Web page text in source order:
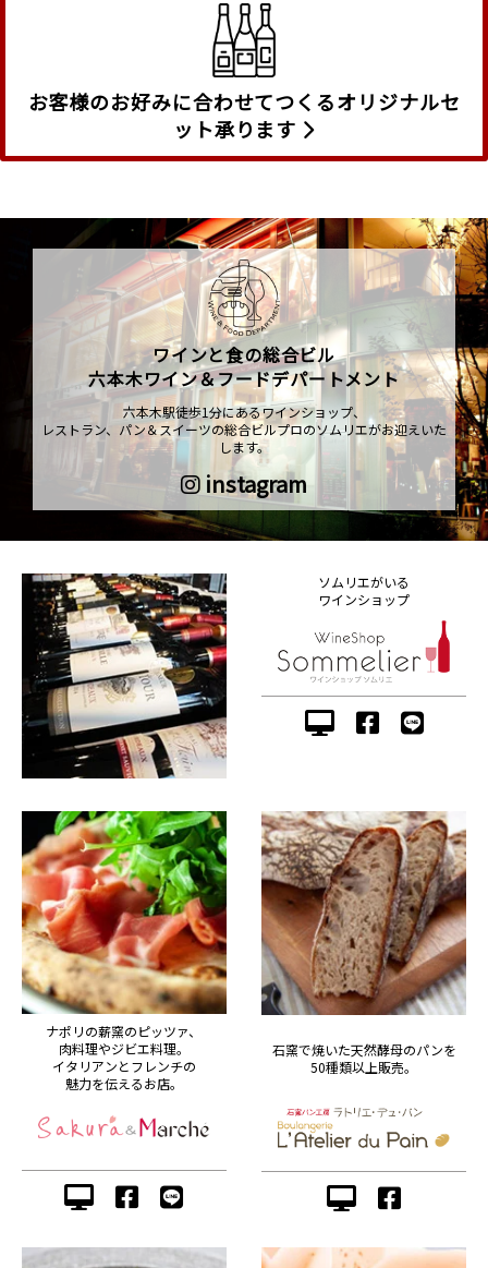
お客様のお好みに合わせてつくるオリジナルセ
ット承ります
ワインと食の総合ビル
六本木ワイン＆フードデパートメント
六本木駅徒歩1分にあるワインショップ、
レストラン、パン＆スイーツの総合ビルプロのソムリエがお迎えいた
します。
instagram
ソムリエがいる
ワインショップ
ナポリの薪窯のピッツァ、
肉料理やジビエ料理。
イタリアンとフレンチの
魅力を伝えるお店。
石窯で焼いた天然酵母のパンを
50種類以上販売。